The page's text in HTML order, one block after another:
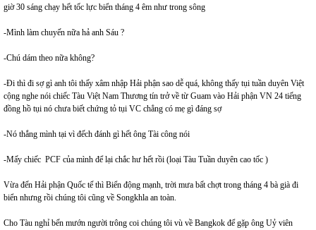
giờ 30 sáng chạy hết tốc lực biển tháng 4 êm như trong sông
-Mình làm chuyến nữa hả anh Sáu ?
-Chú dám theo nữa không?
-Đi thì đi sợ gì anh tôi thấy xâm nhập Hải phận sao dễ quá, không thấy tụi tuần duyên Việt
cộng nghe nói chiếc Tàu Việt Nam Thương tín trở về từ Guam vào Hải phận VN 24 tiếng
đồng hồ tụi nó chưa biết chứng tỏ tụi VC chẳng có mẹ gì đáng sợ
-Nó thắng mình tại vì đếch đánh gì hết ông Tài công nói
-Mấy chiếc PCF của mình để lại chắc hư hết rồi (loại Tàu Tuần duyên cao tốc )
Vừa đến Hải phận Quốc tế thì Biển động mạnh, trời mưa bất chợt trong tháng 4 bà già đi
biển nhưng rồi chúng tôi cũng về Songkhla an toàn.
Cho Tàu nghỉ bến mướn người trông coi chúng tôi vù về Bangkok để gặp ông Uỷ viên